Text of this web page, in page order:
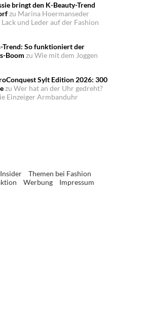
bringt den K-Beauty-Trend
zu Marina Hoermanseder
und Leder auf der Fashion
Trend: So funktioniert der
Boom zu Wie mit dem Joggen
Sylt Edition 2026: 300
zu Wer hat an der Uhr gedreht?
Einzeiger Armbanduhr
Themen bei Fashion
Werbung
Impressum